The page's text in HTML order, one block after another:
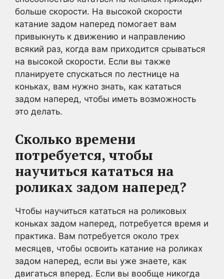
больше скорости. На высокой скорости
катание задом наперед помогает вам
привыкнуть к движению и направлению
всякий раз, когда вам приходится срываться
на высокой скорости. Если вы также
планируете спускаться по лестнице на
коньках, вам нужно знать, как кататься
задом наперед, чтобы иметь возможность
это делать.
Сколько времени
потребуется, чтобы
научиться кататься на
роликах задом наперед?
Чтобы научиться кататься на роликовых
коньках задом наперед, потребуется время и
практика. Вам потребуется около трех
месяцев, чтобы освоить катание на роликах
задом наперед, если вы уже знаете, как
двигаться вперед. Если вы вообще никогда